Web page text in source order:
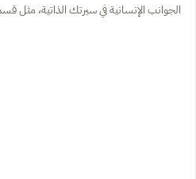
الجوانب الإنسانية في سيرتك الذاتية، مثل